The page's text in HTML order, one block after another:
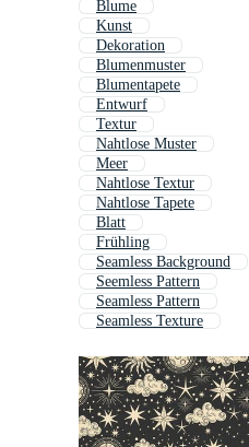
Blume
Kunst
Dekoration
Blumenmuster
Blumentapete
Entwurf
Textur
Nahtlose Muster
Meer
Nahtlose Textur
Nahtlose Tapete
Blatt
Frühling
Seamless Background
Seemless Pattern
Seamless Pattern
Seamless Texture